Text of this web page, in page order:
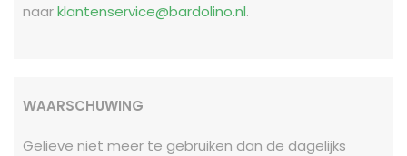
naarklantenservice@bardolino.nl.
WAARSCHUWING
Gelieve niet meer te gebruiken dan de dagelijks